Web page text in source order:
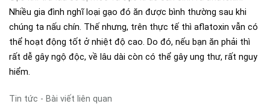
Nhiều gia đình nghĩ loại gạo đó ăn được bình thường sau khi
chúng ta nấu chín. Thế nhưng, trên thực tế thì aflatoxin vẫn có
thể hoạt động tốt ở nhiệt độ cao. Do đó, nếu bạn ăn phải thì
rất dễ gây ngộ độc, về lâu dài còn có thể gây ung thư, rất nguy
hiểm.
Tin tức - Bài viết liên quan